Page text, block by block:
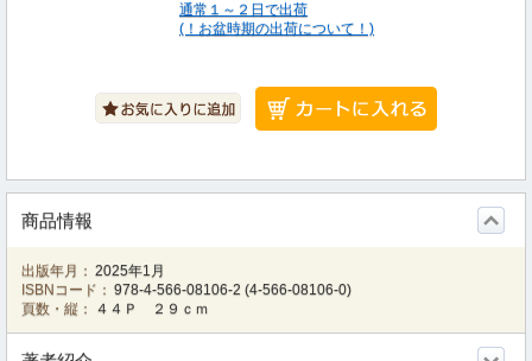
通常１～２日で出荷
(！お盆時期の出荷について！)
商品情報
出版年月： 2025年1月
ISBNコード： 978-4-566-08106-2 (4-566-08106-0)
頁数・縦：
４４Ｐ ２９ｃｍ